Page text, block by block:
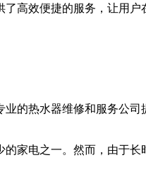
高效便捷的服务，让用
业的热水器维修和服务公
家电之一。然而，由于